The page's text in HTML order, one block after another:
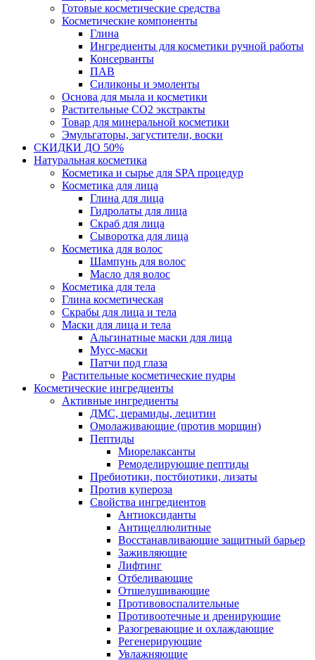
Готовые косметические средства
Косметические компоненты
Глина
Ингредиенты для косметики ручной работы
Консерванты
ПАВ
Силиконы и эмоленты
Основа для мыла и косметики
Растительные СО2 экстракты
Товар для минеральной косметики
Эмульгаторы, загустители, воски
СКИДКИ ДО 50%
Натуральная косметика
Косметика и сырье для SPA процедур
Косметика для лица
Глина для лица
Гидролаты для лица
Скраб для лица
Сыворотка для лица
Косметика для волос
Шампунь для волос
Масло для волос
Косметика для тела
Глина косметическая
Скрабы для лица и тела
Маски для лица и тела
Альгинатные маски для лица
Мусс-маски
Патчи под глаза
Растительные косметические пудры
Косметические ингредиенты
Активные ингредиенты
ДМС, церамиды, лецитин
Омолаживающие (против морщин)
Пептиды
Миорелаксанты
Ремоделирующие пептиды
Пребиотики, постбиотики, лизаты
Против купероза
Свойства ингредиентов
Антиоксиданты
Антицеллюлитные
Восстанавливающие защитный барьер
Заживляющие
Лифтинг
Отбеливающие
Отшелушивающие
Противовоспалительные
Противоотечные и дренирующие
Разогревающие и охлаждающие
Регенерирующие
Увлажняющие